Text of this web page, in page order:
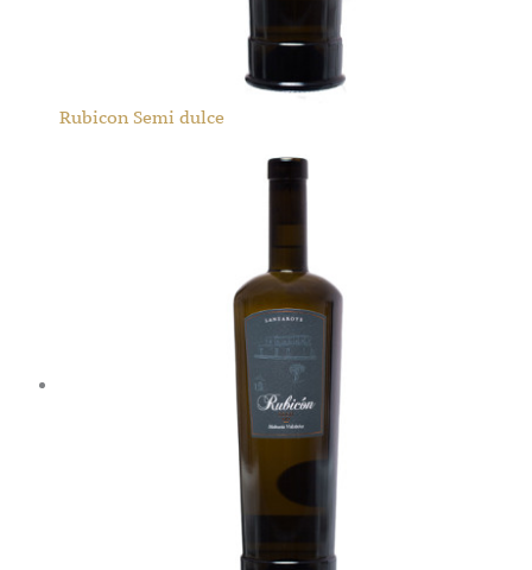
Rubicon Semi dulce